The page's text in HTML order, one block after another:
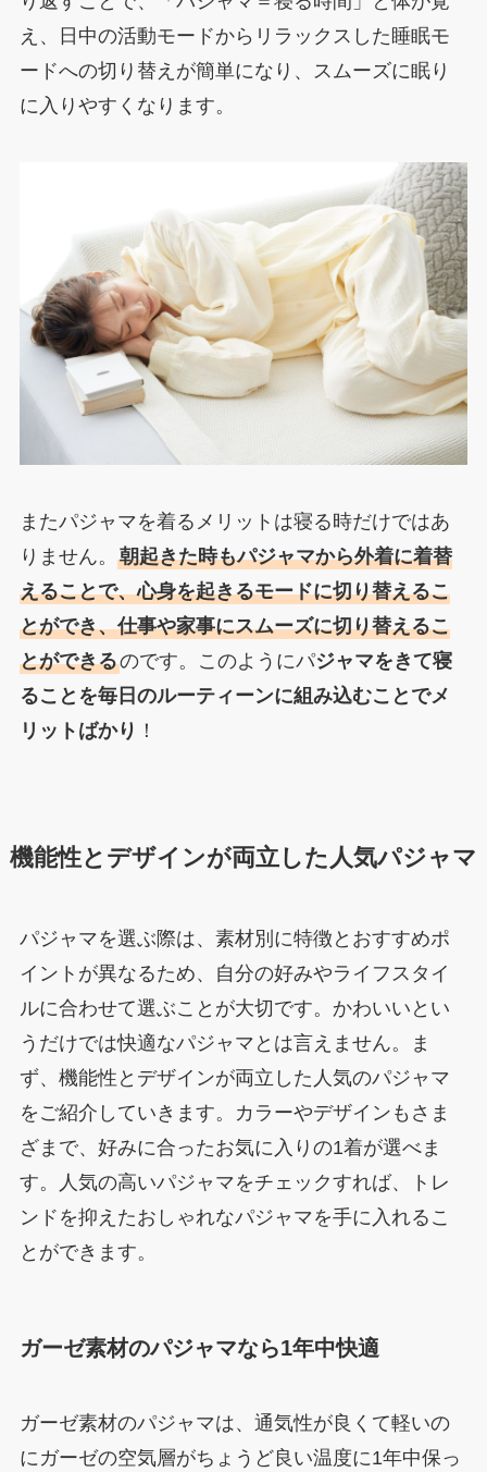
え、日中の活動モードからリラックスした睡眠モ
ードへの切り替えが簡単になり、スムーズに眠り
に入りやすくなります。
またパジャマを着るメリットは寝る時だけではあ
りません。 朝起きた時もパジャマから外着に着替
えることで、心身を起きるモードに切り替えるこ
とができ、仕事や家事にスムーズに切り替えるこ
とができるのです。このようにパジャマをきて寝
ることを毎日のルーティーンに組み込むことでメ
リットばかり ！
機能性とデザインが両立した人気パジャマ
パジャマを選ぶ際は、素材別に特徴とおすすめポ
イントが異なるため、自分の好みやライフスタイ
ルに合わせて選ぶことが大切です。かわいいとい
うだけでは快適なパジャマとは言えません。ま
ず、機能性とデザインが両立した人気のパジャマ
をご紹介していきます。カラーやデザインもさま
ざまで、好みに合ったお気に入りの1着が選べま
す。人気の高いパジャマをチェックすれば、トレ
ンドを抑えたおしゃれなパジャマを手に入れるこ
とができます。
ガーゼ素材のパジャマなら1年中快適
ガーゼ素材のパジャマは、通気性が良くて軽いの
にガーゼの空気層がちょうど良い温度に1年中保っ